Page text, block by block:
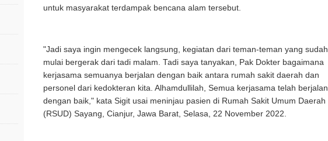
untuk masyarakat terdampak bencana alam tersebut.
"Jadi saya ingin mengecek langsung, kegiatan dari teman-teman yang sudah
mulai bergerak dari tadi malam. Tadi saya tanyakan, Pak Dokter bagaimana
kerjasama semuanya berjalan dengan baik antara rumah sakit daerah dan
personel dari kedokteran kita. Alhamdullilah, Semua kerjasama telah berjalan
dengan baik," kata Sigit usai meninjau pasien di Rumah Sakit Umum Daerah
(RSUD) Sayang, Cianjur, Jawa Barat, Selasa, 22 November 2022.